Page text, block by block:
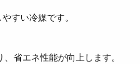
すい冷媒です。
省エネ性能が向上します。